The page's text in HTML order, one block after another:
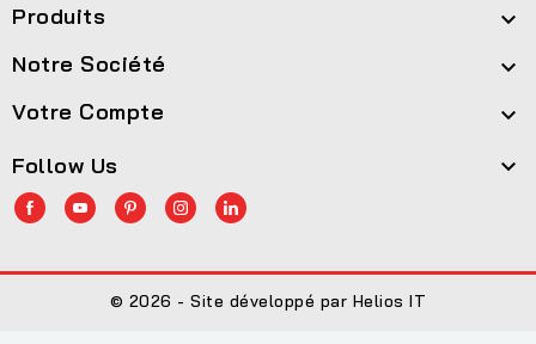
Produits 
Notre Société 
Votre Compte 
Follow Us 
© 2026 - Site développé par Helios IT